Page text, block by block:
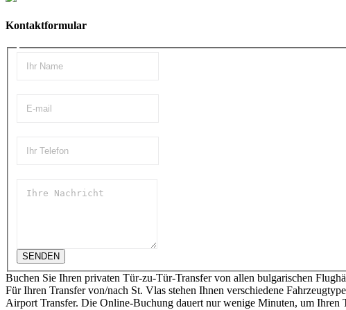
Kontaktformular
SENDEN
Buchen Sie Ihren privaten Tür-zu-Tür-Transfer von allen bulgarischen
Für Ihren Transfer von/nach St. Vlas stehen Ihnen verschiedene
Airport Transfer. Die Online-Buchung dauert nur wenige Minuten, um Ihren